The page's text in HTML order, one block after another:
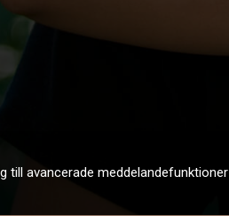
till avancerade meddelandefunktioner